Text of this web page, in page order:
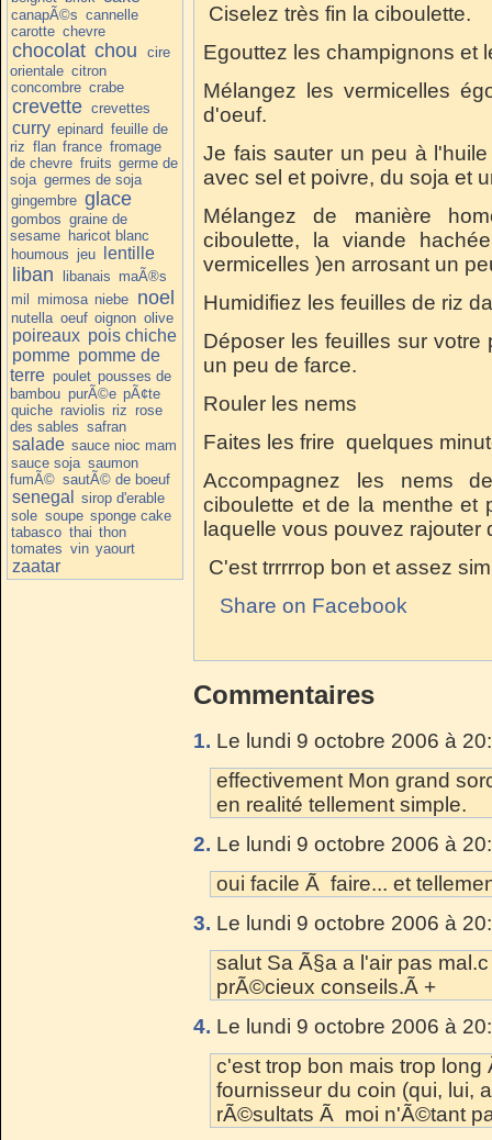
canapÃ©s cannelle
carotte chevre
chocolat chou
cire
orientale citron
concombre crabe
crevette crevettes
curry epinard feuille de
riz flan france fromage
de chevre fruits germe de
soja germes de soja
gingembre glace
gombos graine de
sesame haricot blanc
houmous jeu lentille
liban libanais maÃ®s
mil mimosa niebe noel
nutella oeuf oignon olive
poireaux pois chiche
pomme pomme de
terre poulet pousses de
bambou purÃ©e pÃ¢te
quiche raviolis riz rose
des sables safran
salade sauce nioc mam
sauce soja saumon
fumÃ© sautÃ© de boeuf
senegal
sirop d'erable
sole soupe sponge cake
tabasco thai thon
tomates vin yaourt
zaatar
Ciselez très fin la ciboulette.
Egouttez les champignons et
Mélangez les vermicelles
d'oeuf.
Je fais sauter un peu à
avec sel et poivre, du soja et
Mélangez de manière
ciboulette, la viande
vermicelles )en arrosant un
Humidifiez les feuilles de riz
Déposer les feuilles sur
un peu de farce.
Rouler les nems
Faites les frire quelques
Accompagnez les nems
ciboulette et de la menthe et
laquelle vous pouvez rajouter
C'est trrrrrop bon et assez
Share on Facebook
Commentaires
1. Le lundi 9 octobre 2006 à
effectivement Mon grand
en realité tellement simple.
2. Le lundi 9 octobre 2006 à
oui facile Ã faire... et
3. Le lundi 9 octobre 2006 à
salut Sa Ã§a a l'air pas
prÃ©cieux conseils.Ã +
4. Le lundi 9 octobre 2006 à
c'est trop bon mais trop
fournisseur du coin (qui, lui,
rÃ©sultats Ã moi n'Ã©tant